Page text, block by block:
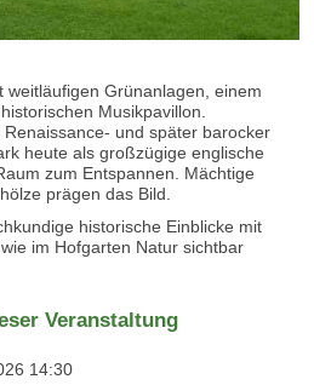
weitläufigen Grünanlagen, einem
Musikpavillon.
und später barocker
heute als großzügige englische
zum Entspannen. Mächtige
prägen das Bild.
historische Einblicke mit
im Hofgarten Natur sichtbar
Veranstaltung
14:30